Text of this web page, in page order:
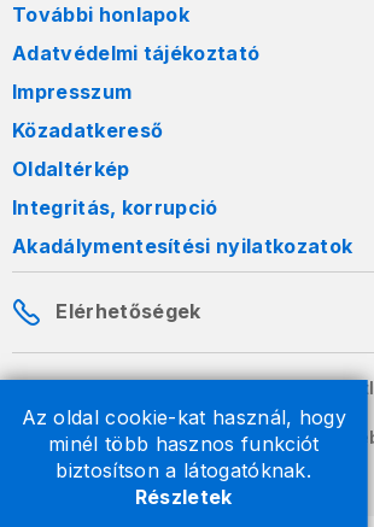
Az oldal cookie-kat használ, hogy
minél több hasznos funkciót
biztosítson a látogatóknak.
Részletek
További honlapok
Adatvédelmi tájékoztató
Impresszum
Közadatkereső
Oldaltérkép
Integritás, korrupció
Akadálymentesítési nyilatkozatok
Elérhetőségek
A honlapon szereplő információk
formában szabadon terjeszthetők.
2026 © A Nemzeti Adó- és Vámhivatal
jogvédelem alatt állnak.